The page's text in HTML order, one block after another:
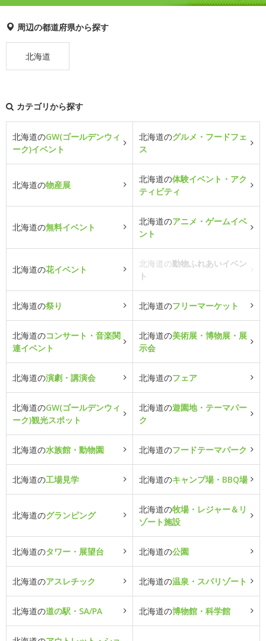
周辺の都道府県から探す
北海道
カテゴリから探す
北海道のGW(ゴールデンウィ
ーク)イベント
北海道のグルメ・フードフェ
ス
北海道の物産展
北海道の体験イベント・アク
ティビティ
北海道の無料イベント
北海道のアニメ・ゲームイベ
ント
北海道の花イベント
北海道の動物ふれあいイベン
ト
北海道の祭り 北海道のフリーマーケット
北海道のコンサート・音楽関
連イベント
北海道の美術展・博物展・展
示会
北海道の演劇・講演会 北海道のフェア
北海道のGW(ゴールデンウィ
ーク)観光スポット
北海道の遊園地・テーマパー
ク
北海道の水族館・動物園 北海道のフードテーマパーク
北海道の工場見学 北海道のキャンプ場・BBQ場
北海道のグランピング
北海道の牧場・レジャー＆リ
ゾート施設
北海道のタワー・展望台 北海道の公園
北海道のアスレチック 北海道の温泉・スパリゾート
北海道の道の駅・SA/PA 北海道の博物館・科学館